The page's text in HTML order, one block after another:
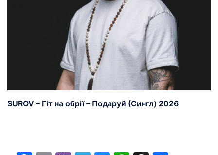
SUROV – Гіт на обрії – Подаруй (Сингл) 2026